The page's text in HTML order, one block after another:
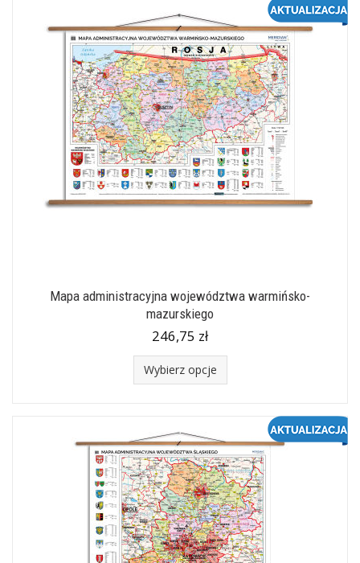
Mapa administracyjna województwa warmińsko-
mazurskiego
246,75 zł
Wybierz opcje